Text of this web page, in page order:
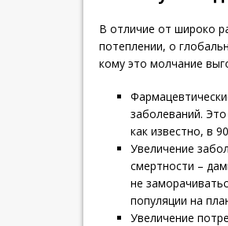
В отличие от широко
потеплении, о
кому это молчание
заболеваний.
как известно, в
Увеличение
смертности –
не
популяции на
Увеличение